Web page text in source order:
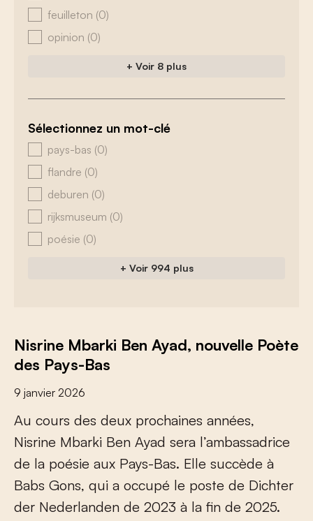
feuilleton (0)
opinion (0)
+ Voir 8 plus
Sélectionnez un mot-clé
zoeken - tags
pays-bas (0)
flandre (0)
deburen (0)
rijksmuseum (0)
poésie (0)
+ Voir 994 plus
Nisrine Mbarki Ben Ayad, nouvelle Poète
des Pays-Bas
9 janvier 2026
Au cours des deux prochaines années,
Nisrine Mbarki Ben Ayad sera l’ambassadrice
de la poésie aux Pays-Bas. Elle succède à
Babs Gons, qui a occupé le poste de Dichter
der Nederlanden de 2023 à la fn de 2025.